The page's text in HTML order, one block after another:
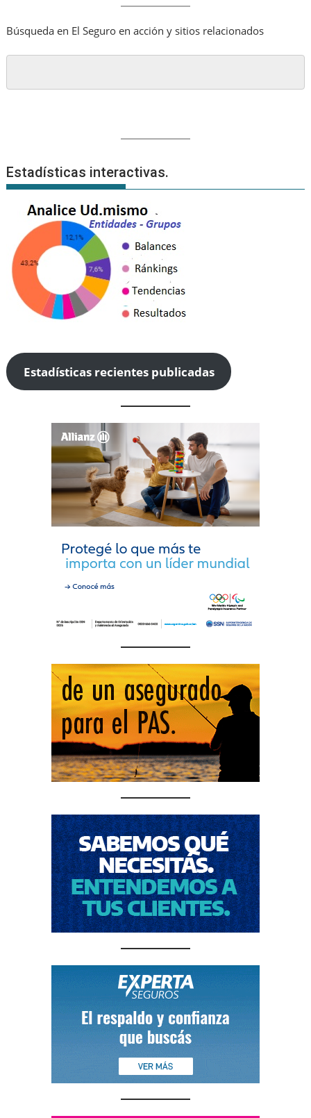
Búsqueda en El Seguro en acción y sitios relacionados
Estadísticas interactivas.
Estadísticas recientes publicadas